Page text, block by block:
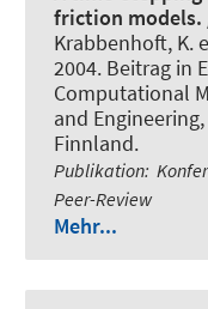
friction models.
Krabbenhoft, K.
2004. Beitrag in
Computational
and Engineering,
Finnland.
Publikation:
Peer-Review
Mehr...